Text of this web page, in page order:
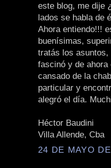
este blog, me dije
lados se habla de
Ahora entiendo!!!
buenísimas,
tratás los
fascinó y de
cansado de la
particular y
alegró el día.
Héctor Baudini
Villa Allende, Cba
24 DE MAYO